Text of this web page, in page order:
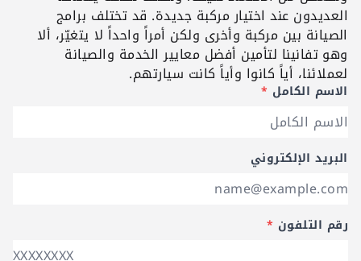
العديدون عند اختيار مركبة جديدة. قد تختلف برامج
الصيانة بين مركبة وأخرى ولكن أمراً واحداً لا يتغيّر، ألا
وهو تفانينا لتأمين أفضل معايير الخدمة والصيانة
لعملائنا، أياً كانوا وأياً كانت سيارتهم.
الاسم الكامل *
البريد الإلكتروني
رقم التلفون *